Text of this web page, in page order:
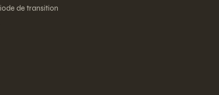
de transition